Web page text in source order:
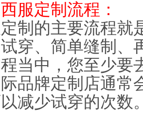
服定制流程：
的主要流程就
穿、简单缝制、
当中，您至少要
品牌定制店通常
减少试穿的次数